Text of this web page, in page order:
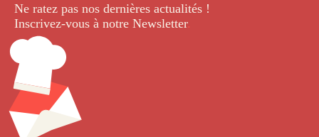
Ne ratez pas nos dernières actualités !
Inscrivez-vous à notre Newsletter.